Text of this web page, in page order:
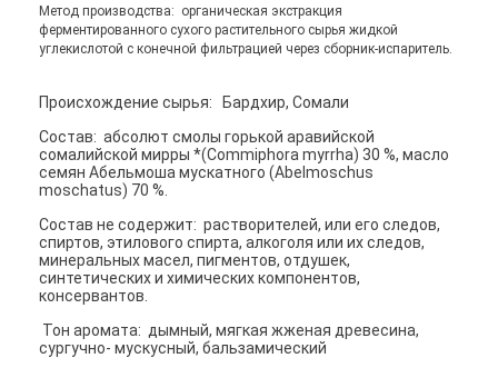
Метод производства: органическая экстракция
ферментированного сухого растительного сырья жидкой
углекислотой с конечной фильтрацией через сборник-испаритель.
Происхождение сырья: Бардхир, Сомали
Состав: абсолют смолы горькой аравийской
сомалийской мирры *(Commiphora myrrha) 30 %, масло
семян Абельмоша мускатного (Abelmoschus
moschatus) 70 %.
Состав не содержит: растворителей, или его следов,
спиртов, этилового спирта, алкоголя или их следов,
минеральных масел, пигментов, отдушек,
синтетических и химических компонентов,
консервантов.
Тон аромата: дымный, мягкая жженая древесина,
сургучно- мускусный, бальзамический